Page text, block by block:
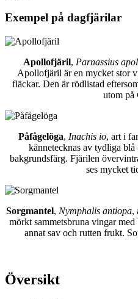
Exempel på dagfjärilar
Apollofjäril, Parnassius
Apollofjäril är en mycket stor
fläckar. Den är rödlistad
utom på
Påfågelöga, Inachis io, art i
kännetecknas av tydliga
bakgrundsfärg. Fjärilen
ses mycket
Sorgmantel, Nymphalis antiopa,
mörkt sammetsbruna vingar
annat sav och rutten frukt.
Översikt